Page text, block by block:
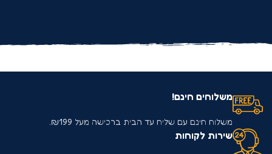
משלוחים חינם!
משלוח חינם עם שליח עד הבית ברכישה מעל ₪199.
שירות לקוחות